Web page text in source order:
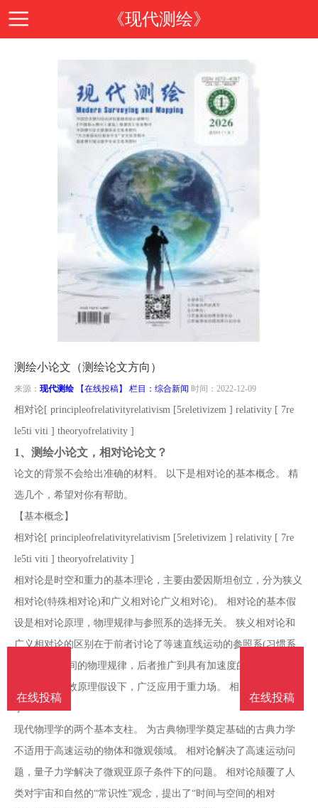
《现代测绘》
稿
投
稿
测绘小论文（测绘论文方向）
来源： 现代测绘 【在线投稿】 栏目： 综合新闻 时间：2022-12-09
相对论[ principleofrelativityrelativism [5reletivizem ] relativity [ 7re
le5ti viti ] theoryofrelativity ]
1、 测绘小论文，相对论论文？
论文的背景不会给出准确的材料。 以下是相对论的基本概念。 精
选几个，希望对你有帮助。
【基本概念】
相对论[ principleofrelativityrelativism [5reletivizem ] relativity [ 7re
le5ti viti ] theoryofrelativity ]
相对论是时空和重力的基本理论，主要由爱因斯坦创立，分为狭义
相对论(特殊相对论)和广义相对论广义相对论)。 相对论的基本假
设是相对论原理，物理规律与参照系的选择无关。 狭义相对论和
广义相对论的区别在于前者讨论了等速直线运动的参照系(习惯系
统参照系)之间的物理规律，后者推广到具有加速度的参照系(非惯
性系)，在等效原理假设下，广泛应用于重力场。 相对论和量子力
现代物理学的两个基本支柱。 为古典物理学奠定基础的古典力学
不适用于高速运动的物体和微观领域。 相对论解决了高速运动问
题，量子力学解决了微观亚原子条件下的问题。 相对论颠覆了人
类对宇宙和自然的“常识性”观念，提出了“时间与空间的相对
在线投稿
在线投稿